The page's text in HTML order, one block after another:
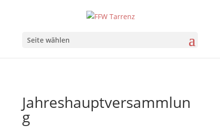
Seite wählen
Jahreshauptversammlun
g